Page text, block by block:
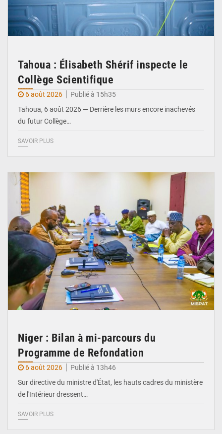
Tahoua : Élisabeth Shérif inspecte le
Collège Scientifique
6 août 2026
Publié à 15h35
Tahoua, 6 août 2026 — Derrière les murs encore inachevés
du futur Collège…
SAVOIR PLUS
Niger : Bilan à mi-parcours du
Programme de Refondation
6 août 2026
Publié à 13h46
Sur directive du ministre d'État, les hauts cadres du ministère
de l'Intérieur dressent…
SAVOIR PLUS